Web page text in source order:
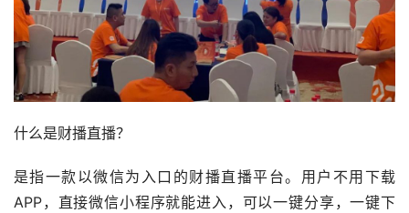
什么是财播直播？
是指一款以微信为入口的财播直播平台。用户不用下载
APP，直接微信小程序就能进入，可以一键分享，一键下